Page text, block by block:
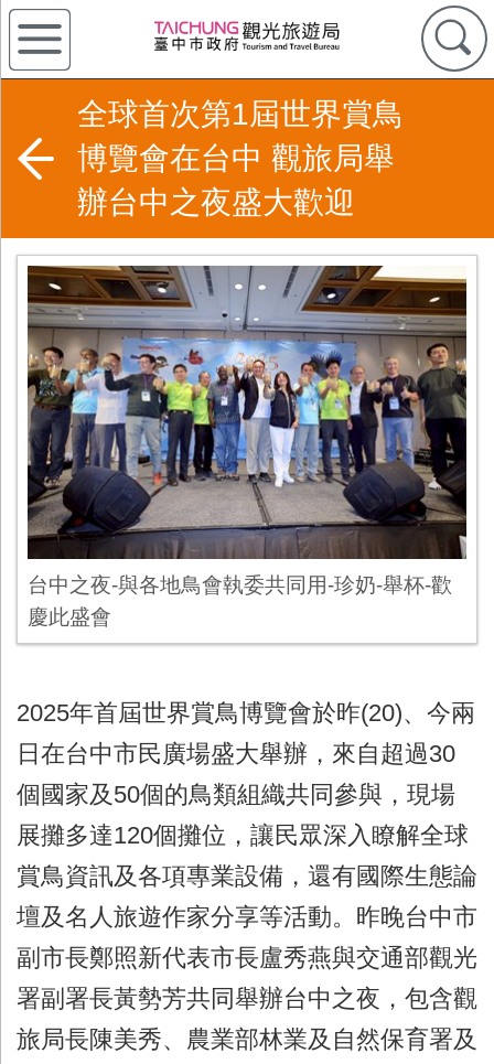
全球首次第1屆世界賞鳥
博覽會在台中 觀旅局舉
辦台中之夜盛大歡迎
台中之夜-與各地鳥會執委共同用-珍奶-舉杯-歡
慶此盛會
2025年首屆世界賞鳥博覽會於昨(20)、今兩
日在台中市民廣場盛大舉辦，來自超過30
個國家及50個的鳥類組織共同參與，現場
展攤多達120個攤位，讓民眾深入瞭解全球
賞鳥資訊及各項專業設備，還有國際生態論
壇及名人旅遊作家分享等活動。昨晚台中市
副市長鄭照新代表市長盧秀燕與交通部觀光
署副署長黃勢芳共同舉辦台中之夜，包含觀
旅局長陳美秀、農業部林業及自然保育署及